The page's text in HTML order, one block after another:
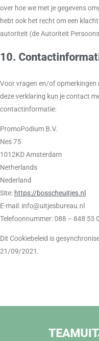
over hoe we met je gegevens
hebt ook het recht om een
autoriteit (de Autoriteit
10.
Voor vragen en/of opmerkingen
deze verklaring kun je contact
contactinformatie:
PromoPodium B.V.
Nes 75
1012KD Amsterdam
Netherlands
Nederland
Site: https://bosscheuitjes.nl
E-mail: info@uitjesbureau.nl
Telefoonnummer: 088 – 848 53
Dit Cookiebeleid is
21/09/2021.